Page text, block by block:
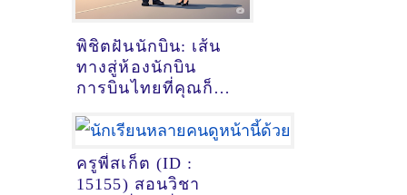
พิชิตฝันนักบิน: เส้น
ทางสู่ห้องนักบิน
การบินไทยที่คุณก็
ครูพี่สเก็ต (ID :
15155) สอนวิชา